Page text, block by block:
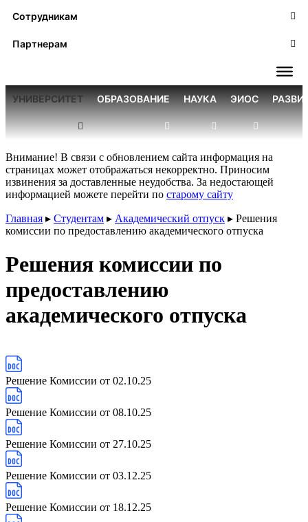
Сотрудникам
Партнерам
УНИВЕРСИТЕТ ОБРАЗОВАНИЕ НАУКА ЭИОС
Внимание! В связи с обновлением сайта информация на
страницах может отображаться некорректно. Приносим
извинения за доставленные неудобства. За недостающей
информацией можете перейти по старому сайту
Главная ▸ Студентам ▸ Академический отпуск ▸ Решения
комиссии по предоставлению академического отпуска
Решения комиссии по
предоставлению
академического отпуска
Решение Комиссии от 02.10.25
Решение Комиссии от 08.10.25
Решение Комиссии от 27.10.25
Решение Комиссии от 03.12.25
Решение Комиссии от 18.12.25